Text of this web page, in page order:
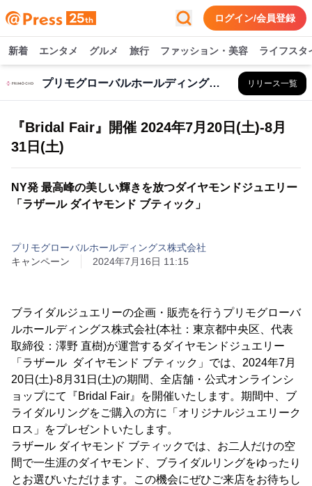
ログイン/会員登録
新着 エンタメ グルメ 旅行 ファッション・美容 ライフスタ
プリモグローバルホールディングス株式会社 リリース一覧
『Bridal Fair』開催 2024年7月20日(土)-8月
31日(土)
NY発 最高峰の美しい輝きを放つダイヤモンドジュエリー
「ラザール ダイヤモンド ブティック」
プリモグローバルホールディングス株式会社
キャンペーン
2024年7月16日 11:15
ブライダルジュエリーの企画・販売を行うプリモグローバ
ルホールディングス株式会社(本社：東京都中央区、代表
取締役：澤野 直樹)が運営するダイヤモンドジュエリー
「ラザール ダイヤモンド ブティック」では、2024年7月
20日(土)-8月31日(土)の期間、全店舗・公式オンラインシ
ョップにて『Bridal Fair』を開催いたします。期間中、ブ
ライダルリングをご購入の方に「オリジナルジュエリーク
ロス」をプレゼントいたします。
ラザール ダイヤモンド ブティックでは、お二人だけの空
間で一生涯のダイヤモンド、ブライダルリングをゆったり
とお選びいただけます。この機会にぜひご来店をお待ちし